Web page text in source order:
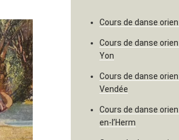
Cours de danse
Cours de danse
Yon
Cours de danse
Vendée
Cours de danse
en-l’Herm